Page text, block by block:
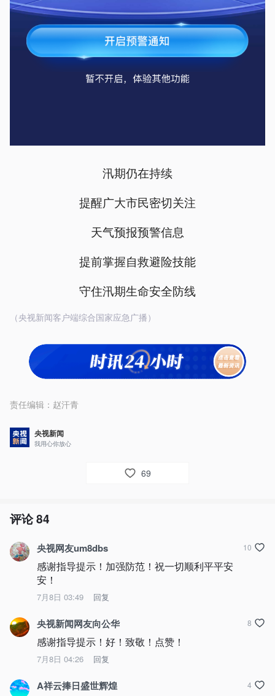
汛期仍在持续
提醒广大市民密切关注
天气预报预警信息
提前掌握自救避险技能
守住汛期生命安全防线
（央视新闻客户端综合国家应急广播）
责任编辑： 赵汗青
央视新闻
我用心你放心
69
评论84
央视网友um8dbs
感谢指导提示！加强防范！祝一切顺利平平安
安！
7月8日 03:49 回复
10
央视新闻网友向公华
感谢指导提示！好！致敬！点赞！
7月8日 04:26 回复
8
A祥云捧日盛世辉煌 4